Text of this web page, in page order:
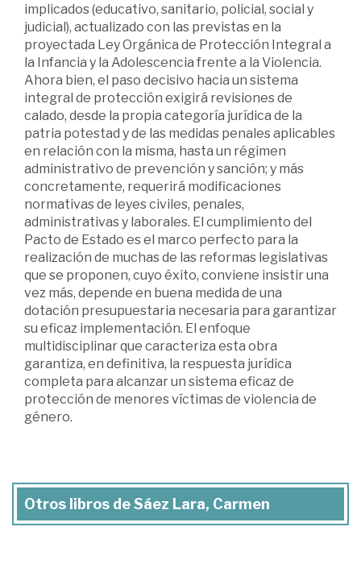
implicados (educativo, sanitario, policial, social y
judicial), actualizado con las previstas en la
proyectada Ley Orgánica de Protección Integral a
la Infancia y la Adolescencia frente a la Violencia.
Ahora bien, el paso decisivo hacia un sistema
integral de protección exigirá revisiones de
calado, desde la propia categoría jurídica de la
patria potestad y de las medidas penales aplicables
en relación con la misma, hasta un régimen
administrativo de prevención y sanción; y más
concretamente, requerirá modificaciones
normativas de leyes civiles, penales,
administrativas y laborales. El cumplimiento del
Pacto de Estado es el marco perfecto para la
realización de muchas de las reformas legislativas
que se proponen, cuyo éxito, conviene insistir una
vez más, depende en buena medida de una
dotación presupuestaria necesaria para garantizar
su eficaz implementación. El enfoque
multidisciplinar que caracteriza esta obra
garantiza, en definitiva, la respuesta jurídica
completa para alcanzar un sistema eficaz de
protección de menores víctimas de violencia de
género.
Otros libros de Sáez Lara, Carmen